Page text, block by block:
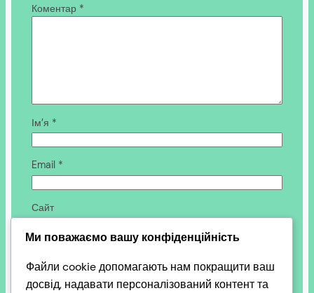
Коментар *
Ім’я *
Email *
Сайт
браузері для моїх подальших коментарів.
Ми поважаємо вашу конфіденційність
Файли cookie допомагають нам покращити ваш
досвід, надавати персоналізований контент та